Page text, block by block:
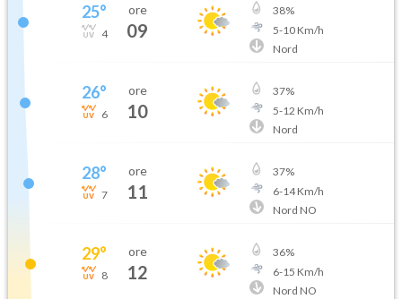
25°
4
ore
09
38%
5-10Km/h
Nord
26°
6
ore
10
37%
5-12 Km/h
Nord
28°
7
ore
11
37%
6-14Km/h
Nord NO
29°
8
ore
12
36%
6-15 Km/h
Nord NO